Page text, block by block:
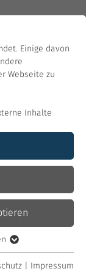
Einige davon
Webseite zu
Inhalte
Funktionen der
Impressum